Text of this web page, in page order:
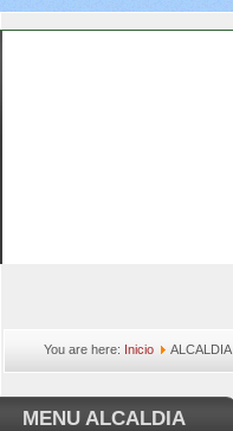
You are here: Inicio ALCALDIA
MENU ALCALDIA